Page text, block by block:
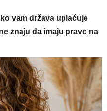
vam država uplaćuje
znaju da imaju pravo na